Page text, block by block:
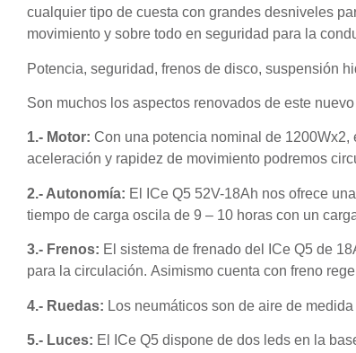
cualquier tipo de cuesta con grandes desniveles
movimiento y sobre todo en seguridad para la
Potencia, seguridad, frenos de disco, suspensión
Son muchos los aspectos renovados de este
1.- Motor: Con una potencia nominal de
aceleración y rapidez de movimiento podremos
2.- Autonomía: El ICe Q5 52V-18Ah nos ofrece
tiempo de carga oscila de 9 – 10 horas con un
3.- Frenos: El sistema de frenado del ICe Q5 de
para la circulación. Asimismo cuenta con freno
4.- Ruedas: Los neumáticos son de aire de
5.- Luces: El ICe Q5 dispone de dos leds en la